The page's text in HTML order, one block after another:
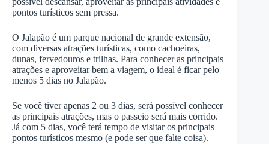
pontos turísticos sem pressa.
O Jalapão é um parque nacional de grande extensão,
com diversas atrações turísticas, como cachoeiras,
dunas, fervedouros e trilhas. Para conhecer as principais
atrações e aproveitar bem a viagem, o ideal é ficar pelo
menos 5 dias no Jalapão.
Se você tiver apenas 2 ou 3 dias, será possível conhecer
as principais atrações, mas o passeio será mais corrido.
Já com 5 dias, você terá tempo de visitar os principais
pontos turísticos mesmo (e pode ser que falte coisa).